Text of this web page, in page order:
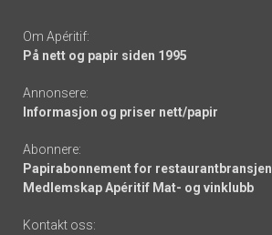
Om Apéritif:
På nett og papir siden 1995
Annonsere:
Informasjon og priser nett/papir
Abonnere:
Papirabonnement for restaurantbransjen
Medlemskap Apéritif Mat- og vinklubb
Kontakt oss: